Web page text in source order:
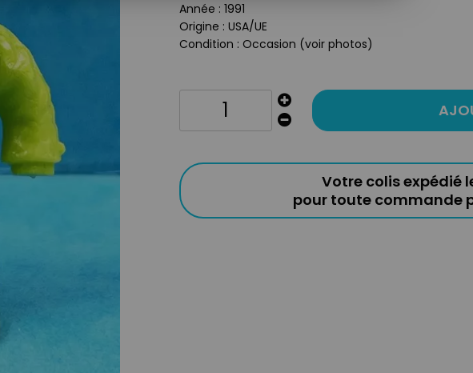
Année : 1991
Origine : USA/UE
Condition : Occasion (voir photos)
Votre colis expédié
pour toute commande